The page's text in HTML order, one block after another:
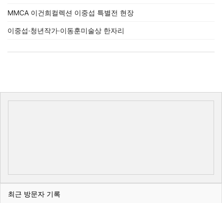
MMCA 이건희컬렉션 이중섭 특별전 현장
이중섭·청년작가·이동훈미술상 한자리
최근 방문자 기록